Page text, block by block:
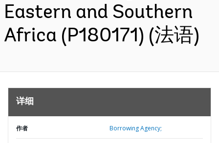
Eastern and Southern
Africa (P180171) (法语)
详细
作者 Borrowing Agency;